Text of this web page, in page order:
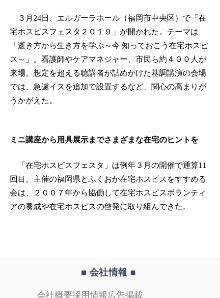
３月24日、エルガーラホール（福岡市中央区）で「在
宅ホスピスフェスタ２０１９」が開かれた。テーマは
「逝き方から生き方を学ぶ～今 知っておこう在宅ホスピ
ス～」。看護師やケアマネジャー、市民ら約４００人が
来場。想定を超える聴講者が詰めかけた基調講演の会場
では、急遽イスを追加で設置するなど、関心の高まりが
うかがえた。
ミニ講座から用具展示までさまざまな在宅のヒントを
「在宅ホスピスフェスタ」は例年３月の開催で通算11
回目。主催の福岡県とふくおか在宅ホスピスをすすめる
会は、２００７年から協働して在宅ホスピスボランティ
アの養成や在宅ホスピスの啓発に取り組んできた。
■ 会社情報 ■
会社概要採用情報広告掲載